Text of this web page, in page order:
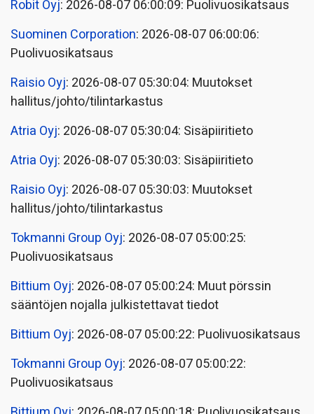
Robit Oyj: 2026-08-07 06:00:09: Puolivuosikatsaus
Suominen Corporation: 2026-08-07 06:00:06:
Puolivuosikatsaus
Raisio Oyj: 2026-08-07 05:30:04: Muutokset
hallitus/johto/tilintarkastus
Atria Oyj: 2026-08-07 05:30:04: Sisäpiiritieto
Atria Oyj: 2026-08-07 05:30:03: Sisäpiiritieto
Raisio Oyj: 2026-08-07 05:30:03: Muutokset
hallitus/johto/tilintarkastus
Tokmanni Group Oyj: 2026-08-07 05:00:25:
Puolivuosikatsaus
Bittium Oyj: 2026-08-07 05:00:24: Muut pörssin
sääntöjen nojalla julkistettavat tiedot
Bittium Oyj: 2026-08-07 05:00:22: Puolivuosikatsaus
Tokmanni Group Oyj: 2026-08-07 05:00:22:
Puolivuosikatsaus